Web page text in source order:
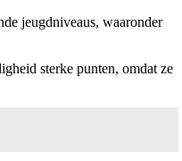
jeugdniveaus, waaronder
sterke punten, omdat ze